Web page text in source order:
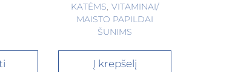
KATĖMS VITAMINAI/
MAISTO PAPILDAI
ŠUNIMS
Į krepšelį